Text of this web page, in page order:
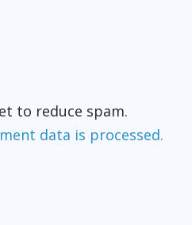
to reduce spam.
data is processed.